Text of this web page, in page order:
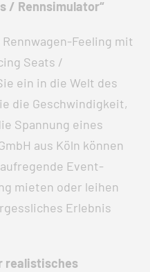
/ Rennsimulator“
Feeling mit
Seats /
ein in die Welt des
die Geschwindigkeit,
Spannung eines
aus Köln können
Event-
mieten oder leihen
Erlebnis
realistisches